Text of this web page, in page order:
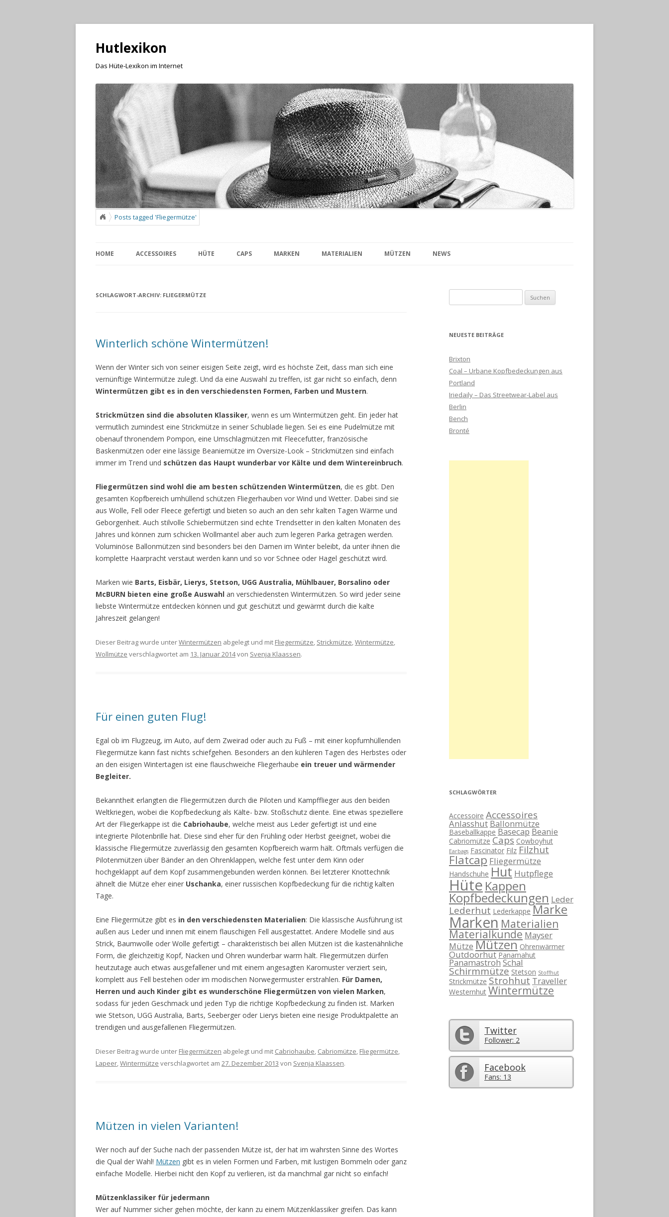
Hutlexikon
Das Hüte-Lexikon im Internet
Posts tagged 'Fliegermütze'
HOME ACCESSOIRES HÜTE CAPS MARKEN MATERIALIEN MÜTZEN NEWS
SCHLAGWORT-ARCHIV: FLIEGERMÜTZE
Winterlich schöne Wintermützen!
Wenn der Winter sich von seiner eisigen Seite zeigt, wird es höchste Zeit, dass man sich eine
vernünftige Wintermütze zulegt. Und da eine Auswahl zu treffen, ist gar nicht so einfach, denn
Wintermützen gibt es in den verschiedensten Formen, Farben und Mustern.
Strickmützen sind die absoluten Klassiker, wenn es um Wintermützen geht. Ein jeder hat
vermutlich zumindest eine Strickmütze in seiner Schublade liegen. Sei es eine Pudelmütze mit
obenauf thronendem Pompon, eine Umschlagmützen mit Fleecefutter, französische
Baskenmützen oder eine lässige Beaniemütze im Oversize-Look – Strickmützen sind einfach
immer im Trend und schützen das Haupt wunderbar vor Kälte und dem Wintereinbruch.
Fliegermützen sind wohl die am besten schützenden Wintermützen, die es gibt. Den
gesamten Kopfbereich umhüllend schützen Fliegerhauben vor Wind und Wetter. Dabei sind sie
aus Wolle, Fell oder Fleece gefertigt und bieten so auch an den sehr kalten Tagen Wärme und
Geborgenheit. Auch stilvolle Schiebermützen sind echte Trendsetter in den kalten Monaten des
Jahres und können zum schicken Wollmantel aber auch zum legeren Parka getragen werden.
Voluminöse Ballonmützen sind besonders bei den Damen im Winter beleibt, da unter ihnen die
komplette Haarpracht verstaut werden kann und so vor Schnee oder Hagel geschützt wird.
Marken wie Barts, Eisbär, Lierys, Stetson, UGG Australia, Mühlbauer, Borsalino oder
McBURN bieten eine große Auswahl an verschiedensten Wintermützen. So wird jeder seine
liebste Wintermütze entdecken können und gut geschützt und gewärmt durch die kalte
Jahreszeit gelangen!
Dieser Beitrag wurde unterWintermützen abgelegt und mit Fliegermütze, Strickmütze,Wintermütze,
Wollmütze verschlagwortet am 13. Januar 2014von Svenja Klaassen.
Für einen guten Flug!
Egal ob im Flugzeug, im Auto, auf dem Zweirad oder auch zu Fuß – mit einer kopfumhüllenden
Fliegermütze kann fast nichts schiefgehen. Besonders an den kühleren Tagen des Herbstes oder
an den eisigen Wintertagen ist eine flauschweiche Fliegerhaube ein treuer und wärmender
Begleiter.
Bekanntheit erlangten die Fliegermützen durch die Piloten und Kampfflieger aus den beiden
Weltkriegen, wobei die Kopfbedeckung als Kälte- bzw. Stoßschutz diente. Eine etwas speziellere
Art der Fliegerkappe ist die Cabriohaube, welche meist aus Leder gefertigt ist und eine
integrierte Pilotenbrille hat. Diese sind eher für den Frühling oder Herbst geeignet, wobei die
klassische Fliegermütze zuverlässig den gesamten Kopfbereich warm hält. Oftmals verfügen die
Pilotenmützen über Bänder an den Ohrenklappen, welche fest unter dem Kinn oder
hochgeklappt auf dem Kopf zusammengebunden werden können. Bei letzterer Knottechnik
ähnelt die Mütze eher einer Uschanka, einer russischen Kopfbedeckung für die richtig kalten
Tage.
Eine Fliegermütze gibt es in den verschiedensten Materialien: Die klassische Ausführung ist
außen aus Leder und innen mit einem flauschigen Fell ausgestattet. Andere Modelle sind aus
Strick, Baumwolle oder Wolle gefertigt – charakteristisch bei allen Mützen ist die kastenähnliche
Form, die gleichzeitig Kopf, Nacken und Ohren wunderbar warm hält. Fliegermützen dürfen
heutzutage auch etwas ausgefallener und mit einem angesagten Karomuster verziert sein,
komplett aus Fell bestehen oder im modischen Norwegermuster erstrahlen. Für Damen,
Herren und auch Kinder gibt es wunderschöne Fliegermützen von vielen Marken,
sodass für jeden Geschmack und jeden Typ die richtige Kopfbedeckung zu finden ist. Marken
wie Stetson, UGG Australia, Barts, Seeberger oder Lierys bieten eine riesige Produktpalette an
trendigen und ausgefallenen Fliegermützen.
Dieser Beitrag wurde unter Fliegermützen abgelegt und mit Cabriohaube, Cabriomütze, Fliegermütze,
Lapeer,Wintermütze verschlagwortet am 27. Dezember 2013 von Svenja Klaassen.
Mützen in vielen Varianten!
Wer noch auf der Suche nach der passenden Mütze ist, der hat im wahrsten Sinne des Wortes
die Qual der Wahl! Mützen gibt es in vielen Formen und Farben, mit lustigen Bommeln oder ganz
einfache Modelle. Hierbei nicht den Kopf zu verlieren, ist da manchmal gar nicht so einfach!
Mützenklassiker für jedermann
Wer auf Nummer sicher gehen möchte, der kann zu einem Mützenklassiker greifen. Das kann
nach:
NEUESTE BEITRÄGE
Brixton
Coal – Urbane Kopfbedeckungen aus
Portland
Iriedaily – Das Streetwear-Label aus
Berlin
Bench
Bronté
SCHLAGWÖRTER
Accessoire Accessoires
Anlasshut Ballonmütze
Baseballkappe BasecapBeanie
Cabriomütze Caps Cowboyhut
Earbags Fascinator Filz Filzhut
Flatcap Fliegermütze
Handschuhe Hut Hutpflege
Hüte Kappen
Kopfbedeckungen Leder
Lederhut Lederkappe Marke
Marken Materialien
Materialkunde Mayser
Mütze Mützen Ohrenwärmer
Outdoorhut Panamahut
PanamastrohSchal
Schirmmütze Stetson Stoffhut
Strickmütze Strohhut Traveller
Westernhut Wintermütze
Twitter
Follower: 2
Facebook
Fans: 13